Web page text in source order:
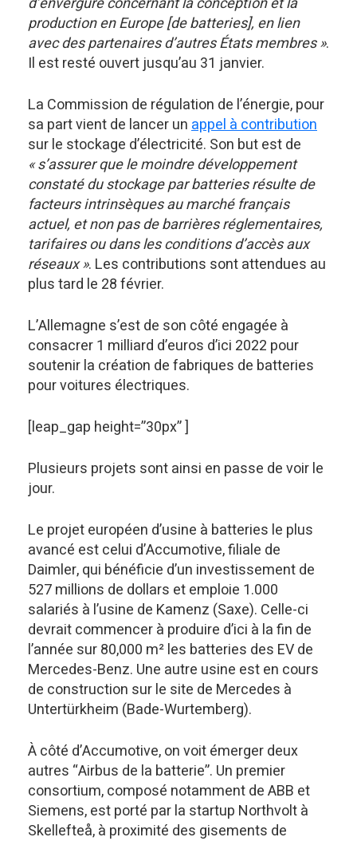
production en Europe [de batteries], en lien
avec des partenaires d’autres États membres ».
Il est resté ouvert jusqu’au 31 janvier.
La Commission de régulation de l’énergie, pour
sa part vient de lancer unappel à contribution
sur le stockage d’électricité. Son but est de
« s’assurer que le moindre développement
constaté du stockage par batteries résulte de
facteurs intrinsèques au marché français
actuel, et non pas de barrières réglementaires,
tarifaires ou dans les conditions d’accès aux
réseaux ». Les contributions sont attendues au
plus tard le 28 février.
L’Allemagne s’est de son côté engagée à
consacrer 1 milliard d’euros d’ici 2022 pour
soutenir la création de fabriques de batteries
pour voitures électriques.
[leap_gap height=”30px” ]
Plusieurs projets sont ainsi en passe de voir le
jour.
Le projet européen d’usine à batteries le plus
avancé est celui d’Accumotive, filiale de
Daimler, qui bénéficie d’un investissement de
527 millions de dollars et emploie 1.000
salariés à l’usine de Kamenz (Saxe). Celle-ci
devrait commencer à produire d’ici à la fin de
l’année sur 80,000 m² les batteries des EV de
Mercedes-Benz. Une autre usine est en cours
de construction sur le site de Mercedes à
Untertürkheim (Bade-Wurtemberg).
À côté d’Accumotive, on voit émerger deux
autres “Airbus de la batterie”. Un premier
consortium, composé notamment de ABB et
Siemens, est porté par la startup Northvolt à
Skellefteå, à proximité des gisements de